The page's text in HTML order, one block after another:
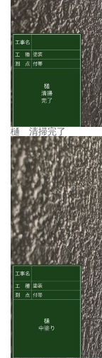
樋 清掃完了